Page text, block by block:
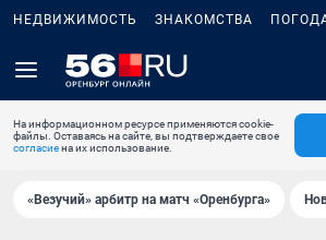
НЕДВИЖИМОСТЬ ЗНАКОМСТВА
На информационном ресурсе применяются cookie-
файлы. Оставаясь на сайте, вы подтверждаете свое
согласиена их использование.
«Везучий» арбитр на матч «Оренбурга»